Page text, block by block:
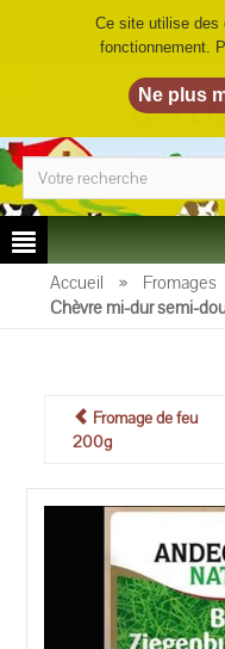
LA
Accueil » Fromages
Chèvre mi-dur semi-
Fromage de feu
200g
Ce site utilise des
fonctionnement.